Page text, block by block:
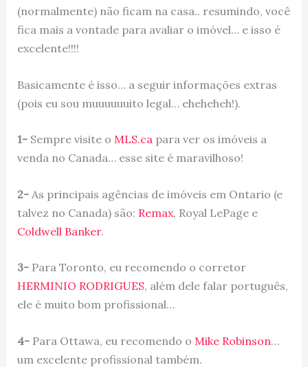
(normalmente) não ficam na casa.. resumindo, você
fica mais a vontade para avaliar o imóvel… e isso é
excelente!!!!
Basicamente é isso… a seguir informações extras
(pois eu sou muuuuuuito legal… eheheheh!).
1- Sempre visite o MLS.capara ver os imóveis a
venda no Canada… esse site é maravilhoso!
2- As principais agências de imóveis em Ontario (e
talvez no Canada) são: Remax, Royal LePage e
Coldwell Banker.
3-Para Toronto, eu recomendo o corretor
HERMINIO RODRIGUES, além dele falar português,
ele é muito bom profissional…
4-Para Ottawa, eu recomendo o Mike Robinson…
um excelente profissional também.